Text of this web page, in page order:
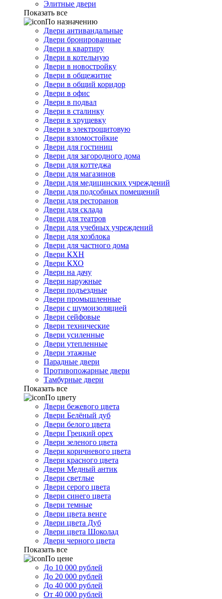
Элитные двери
Показать все
По назначению
Двери антивандальные
Двери бронированные
Двери в квартиру
Двери в котельную
Двери в новостройку
Двери в общежитие
Двери в общий коридор
Двери в офис
Двери в подвал
Двери в сталинку
Двери в хрущевку
Двери в электрощитовую
Двери взломостойкие
Двери для гостиниц
Двери для загородного дома
Двери для коттеджа
Двери для магазинов
Двери для медицинских учреждений
Двери для подсобных помещений
Двери для ресторанов
Двери для склада
Двери для театров
Двери для учебных учреждений
Двери для хозблока
Двери для частного дома
Двери КХН
Двери КХО
Двери на дачу
Двери наружные
Двери подъездные
Двери промышленные
Двери с шумоизоляцией
Двери сейфовые
Двери технические
Двери усиленные
Двери утепленные
Двери этажные
Парадные двери
Противопожарные двери
Тамбурные двери
Показать все
По цвету
Двери бежевого цвета
Двери Белёный дуб
Двери белого цвета
Двери Грецкий орех
Двери зеленого цвета
Двери коричневого цвета
Двери красного цвета
Двери Медный антик
Двери светлые
Двери серого цвета
Двери синего цвета
Двери темные
Двери цвета венге
Двери цвета Дуб
Двери цвета Шоколад
Двери черного цвета
Показать все
По цене
До 10 000 рублей
До 20 000 рублей
До 40 000 рублей
От 40 000 рублей